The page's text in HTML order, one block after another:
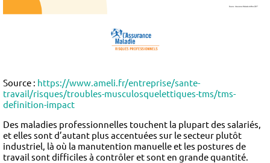
Source : https://www.ameli.fr/entreprise/sante-
travail/risques/troubles-musculosquelettiques-tms/tms-
definition-impact
Des maladies professionnelles touchent la plupart des salariés,
et elles sont d’autant plus accentuées sur le secteur plutôt
industriel, là où la manutention manuelle et les postures de
travail sont difficiles à contrôler et sont en grande quantité.